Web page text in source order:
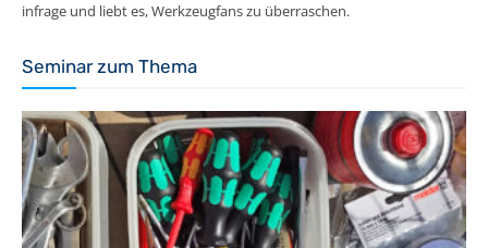
infrage und liebt es, Werkzeugfans zu überraschen.
Seminar zum Thema